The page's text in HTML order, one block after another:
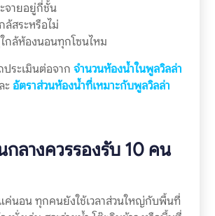
จายอยู่กี่ชั้น
ล้สระหรือไม่
กล้ห้องนอนทุกโซนไหม
ระเมินต่อจาก จำนวนห้องน้ำในพูลวิลล่า
ะอัตราส่วนห้องน้ำที่เหมาะกับพูลวิลล่า
ลางควรรองรับ 10 คน
ค่นอน ทุกคนยังใช้เวลาส่วนใหญ่กับพื้นที่